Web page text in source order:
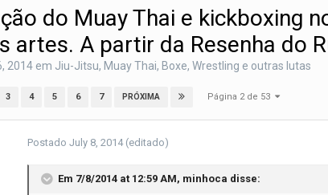
do Muay Thai e kickboxing
artes. A partir da Resenha do
2014 em Jiu-Jitsu, Muay Thai, Boxe, Wrestling e outras lutas
3 4 5 6 7 PRÓXIMA Página 2 de 53
Postado July 8, 2014 (editado)
Em 7/8/2014 at 12:59 AM, minhoca disse: